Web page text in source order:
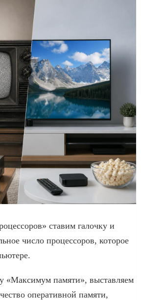
ставим галочку и
число процессоров, которое
«Максимум памяти», выставляем
оперативной памяти,